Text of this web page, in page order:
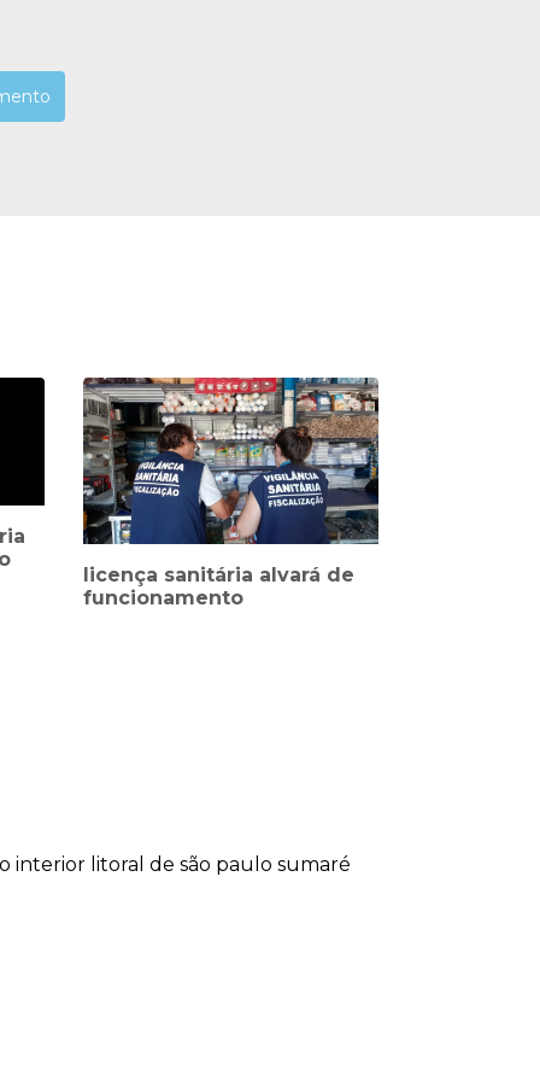
licença sanitária alvará de
funcionamento
interior litoral de são paulo sumaré